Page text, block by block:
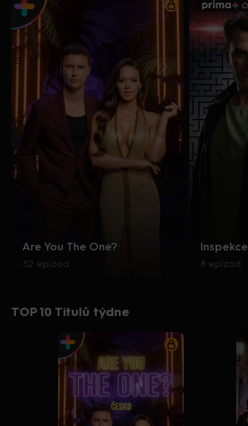
Are You The One?
32 epizod
Inspekce
8 epizod
TOP 10 Titulů týdne